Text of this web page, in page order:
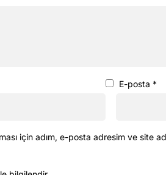
E-posta *
için adım, e-posta adresim ve site